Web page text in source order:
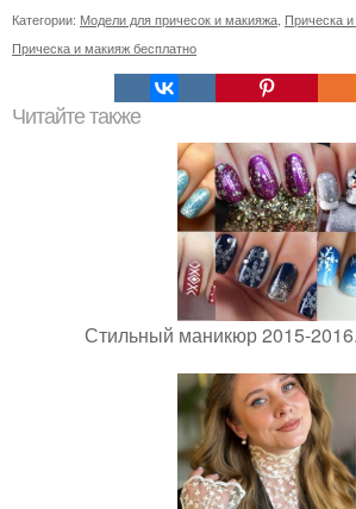
Категории: Модели для причесок и макияжа, Прическа
Прическа и макияж бесплатно
Читайте также
Стильный маникюр 2015-